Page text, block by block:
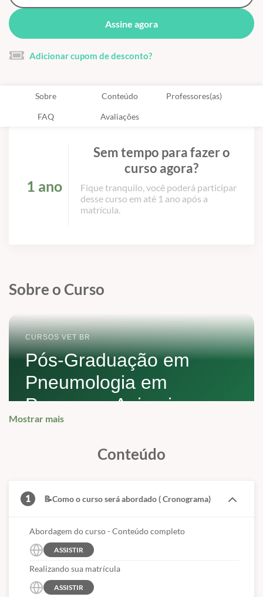
Assine agora
Adicionar cupom de desconto?
Sobre Conteúdo Professores(as)
FAQ Avaliações
1 ano
Sem tempo para fazer o
curso agora?
Fique tranquilo, você poderá participar
desse curso em até 1 ano após a
matrícula.
Sobre o Curso
CURSOS VET BR
Pós-Graduação em
Pneumologia em
Pequenos Animais
manejo crítico e terapias avançadas.
430 horas
Formação estruturada
para avanço técnico
progressivo.
12 meses
Mostrar mais
Conteúdo
1 📝Como o curso será abordado ( Cronograma)
Abordagem do curso - Conteúdo completo
ASSISTIR
Realizando sua matrícula
ASSISTIR